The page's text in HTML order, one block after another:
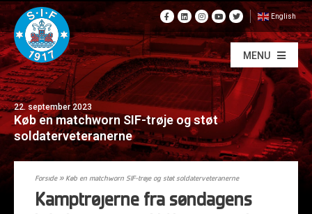
English
MENU
22. september 2023
Køb en matchworn SIF-trøje og støt
soldaterveteranerne
Forside»Køb en matchworn SIF-trøje og støt soldaterveteranerne
Kamptrøjerne fra søndagens